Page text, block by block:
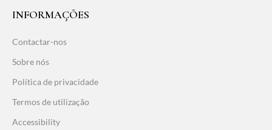
INFORMAÇÕES
Contactar-nos
Sobre nós
Política de privacidade
Termos de utilização
Accessibility